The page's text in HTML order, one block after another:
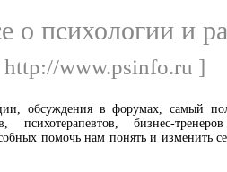
о психологии и
http://www.psinfo.ru ]
обсуждения в форумах, самый
психотерапевтов, бизнес-
помочь нам понять и изменить